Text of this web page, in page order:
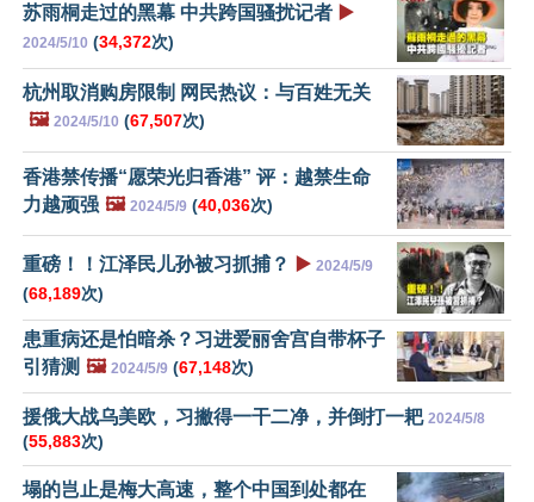
苏雨桐走过的黑幕 中共跨国骚扰记者 ▶️
2024/5/10 (34,372次)
杭州取消购房限制 网民热议：与百姓无关
🖼️ 2024/5/10 (67,507次)
香港禁传播“愿荣光归香港” 评：越禁生命
力越顽强 🖼️ 2024/5/9 (40,036次)
重磅！！江泽民儿孙被习抓捕？ ▶️ 2024/5/9
(68,189次)
患重病还是怕暗杀？习进爱丽舍宫自带杯子
引猜测 🖼️ 2024/5/9 (67,148次)
援俄大战乌美欧，习撇得一干二净，并倒打一耙 2024/5/8
(55,883次)
塌的岂止是梅大高速，整个中国到处都在